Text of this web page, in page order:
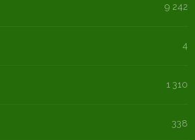
9 242
4
1 310
338